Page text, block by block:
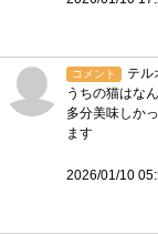
コメント
テル
うちの猫はな
多分美味しか
ます
2026/01/10